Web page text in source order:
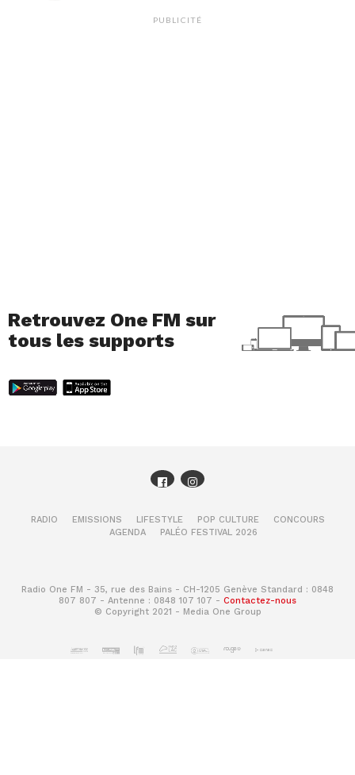
PUBLICITÉ
Retrouvez One FM sur
tous les supports
RADIO EMISSIONS LIFESTYLE POP CULTURE
CONCOURS
AGENDA
PALÉO FESTIVAL 2026
Radio One FM - 35, rue des Bains - CH-1205 Genève Standard : 0848
807 807 - Antenne : 0848 107 107 - Contactez-nous
© Copyright 2021 - Media One Group